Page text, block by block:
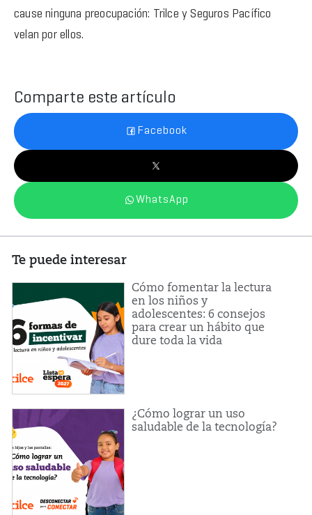
cause ninguna preocupación: Trilce y Seguros Pacífico
velan por ellos.
Comparte este artículo
Facebook
WhatsApp
Te puede interesar
Cómo fomentar la lectura
en los niños y
adolescentes: 6 consejos
para crear un hábito que
dure toda la vida
¿Cómo lograr un uso
saludable de la tecnología?